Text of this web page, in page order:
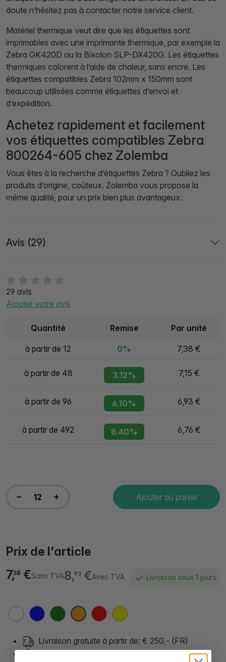
29 avis
Ajouter votre avis
Quantité Remise Par unité
à partir de 12 0% 7,38 €
à partir de 48 3.12% 7,15 €
à partir de 96 6.10% 6,93 €
à partir de 492 8.40% 6,76 €
Ajouter au panier
Prix de l'article
8,93€Avec TVA
7,38 €Sans TVA Livraison sous 1 jours
Livraison gratuite à partir de: € 250,- (FR)
doute n’hésitez pas à contacter notre service client.
Matériel thermique veut dire que les étiquettes sont
imprimables avec une imprimante thermique, par exemple la
Zebra GK420D ou la Bixolon SLP-DX420G. Les étiquettes
thermiques colorent à l’aide de chaleur, sans encre. Les
étiquettes compatibles Zebra 102mm x 150mm sont
beaucoup utilisées comme étiquettes d’envoi et
d’expédition.
Achetez rapidement et facilement
vos étiquettes compatibles Zebra
800264-605 chez Zolemba
Vous êtes à la recherche d’étiquettes Zebra ? Oubliez les
produits d’origine, coûteux. Zolemba vous propose la
même qualité, pour un prix bien plus avantageux.
Avis (29)